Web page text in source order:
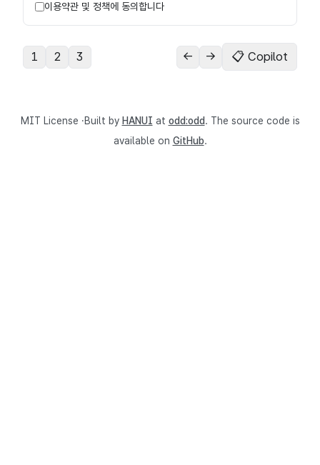
이용약관 및 정책에 동의합니다
1 2 3 ← → 📋 Copilot
MIT License ·Built by HANUI at odd:odd. The source code is
available on GitHub.